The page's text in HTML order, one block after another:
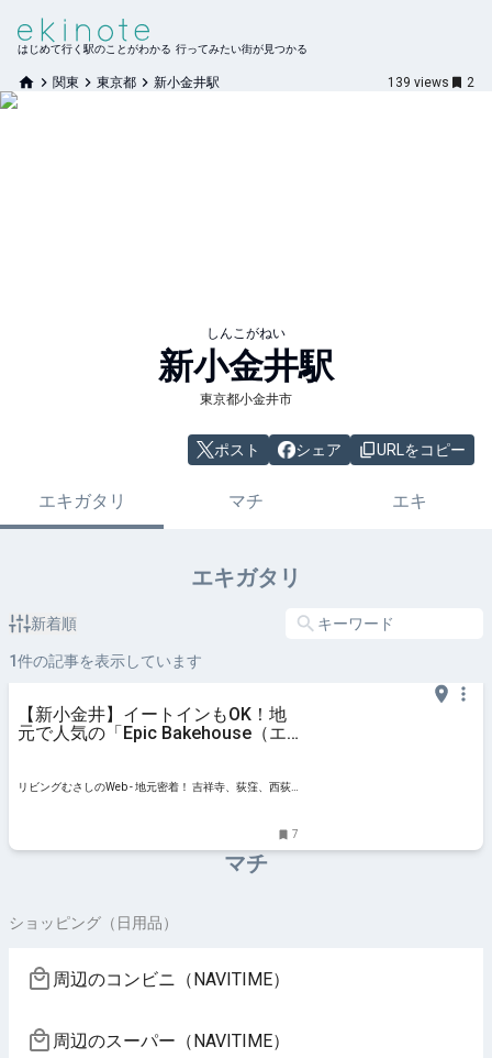
はじめて行く駅のことがわかる 行ってみたい街が見つかる
関東 東京都 新小金井駅 139 views 2
しんこがねい
新小金井駅
東京都小金井市
ポスト シェア URLをコピー
エキガタリ マチ エキ
エキガタリ
新着順
1件の記事を表示しています
【新小金井】イートインもOK！地
元で人気の「Epic Bakehouse（エ
リビングむさしのWeb - 地元密着！ 吉祥寺、荻窪、西荻
7
マチ
ショッピング（日用品）
周辺のコンビニ（NAVITIME）
周辺のスーパー（NAVITIME）